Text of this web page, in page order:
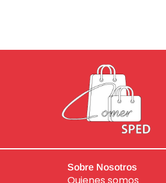
Sobre Nosotros